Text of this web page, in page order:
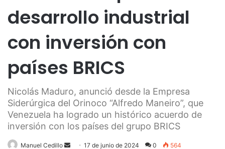
desarrollo industrial
con inversión con
países BRICS
Nicolás Maduro, anunció desde la Empresa
Siderúrgica del Orinoco “Alfredo Maneiro”, que
Venezuela ha logrado un histórico acuerdo de
inversión con los países del grupo BRICS
Manuel Cedillo
Send17 de junio de 2024 0 564